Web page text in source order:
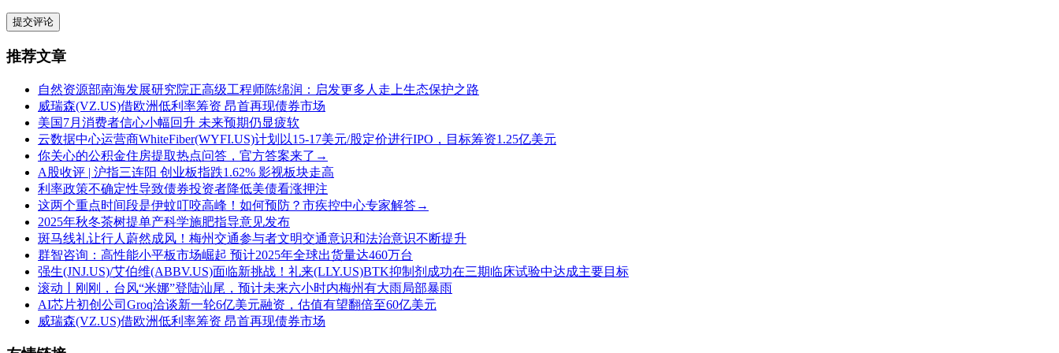
提交评论
推荐文章
自然资源部南海发展研究院正高级工程师陈绵润：启发更多人走上生态保护之路
威瑞森(VZ.US)借欧洲低利率筹资 昂首再现债券市场
美国7月消费者信心小幅回升 未来预期仍显疲软
云数据中心运营商WhiteFiber(WYFI.US)计划以15-17美元/股定价进行IPO，目标筹资1.25亿美元
你关心的公积金住房提取热点问答，官方答案来了→
A股收评 | 沪指三连阳 创业板指跌1.62% 影视板块走高
利率政策不确定性导致债券投资者降低美债看涨押注
这两个重点时间段是伊蚊叮咬高峰！如何预防？市疾控中心专家解答→
2025年秋冬茶树提单产科学施肥指导意见发布
斑马线礼让行人蔚然成风！梅州交通参与者文明交通意识和法治意识不断提升
群智咨询：高性能小平板市场崛起 预计2025年全球出货量达460万台
强生(JNJ.US)/艾伯维(ABBV.US)面临新挑战！礼来(LLY.US)BTK抑制剂成功在三期临床试验中达成主要目标
滚动丨刚刚，台风“米娜”登陆汕尾，预计未来六小时内梅州有大雨局部暴雨
AI芯片初创公司Groq洽谈新一轮6亿美元融资，估值有望翻倍至60亿美元
威瑞森(VZ.US)借欧洲低利率筹资 昂首再现债券市场